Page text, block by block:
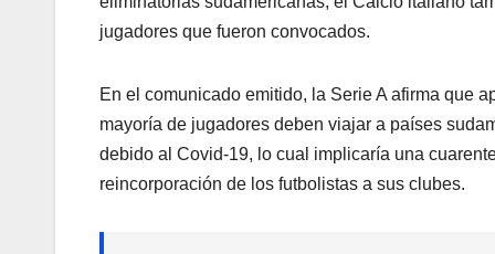
jugadores que fueron convocados.
En el comunicado emitido, la Serie A afirma que
mayoría de jugadores deben viajar a países
debido al Covid-19, lo cual implicaría una
reincorporación de los futbolistas a sus clubes.